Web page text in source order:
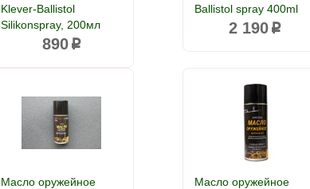
Klever-Ballistol
Silikonspray, 200мл
890p
Ballistol spray 400ml
2 190p
Масло оружейное
Масло оружейное